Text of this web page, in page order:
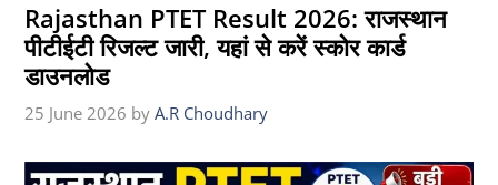
Rajasthan PTET Result 2026: राजस्थान
पीटीईटी रिजल्ट जारी, यहां से करें स्कोर कार्ड
डाउनलोड
25 June 2026 by A.R Choudhary